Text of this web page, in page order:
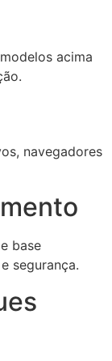
acima
navegadores
base
segurança.